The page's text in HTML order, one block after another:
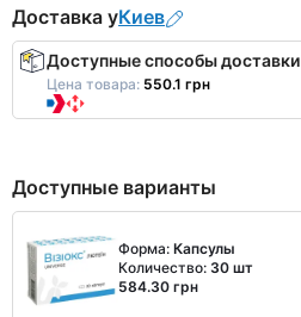
Доставка уКиев
Доступные способы доставки
Цена товара: 550.1 грн
Доступные варианты
Форма: Капсулы
Количество: 30 шт
584.30 грн